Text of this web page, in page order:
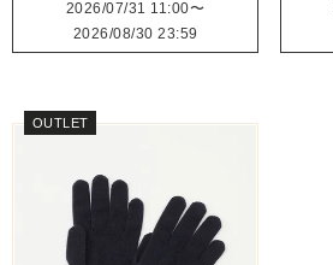
2026/07/31 11:00〜
2026/08/30 23:59
OUTLET